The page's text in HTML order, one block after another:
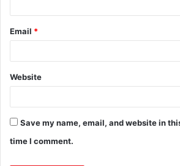
Email *
Website
Save my name, email, and website in
time I comment.